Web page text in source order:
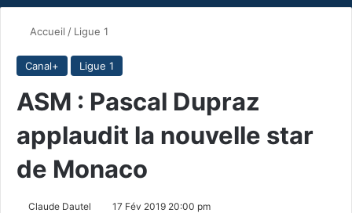
Accueil / Ligue 1
Canal+ Ligue 1
ASM : Pascal Dupraz
applaudit la nouvelle star
de Monaco
Claude Dautel 17 Fév 2019 20:00 pm